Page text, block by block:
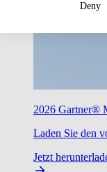
2026 Gartner®
Laden Sie den
Jetzt
Deny